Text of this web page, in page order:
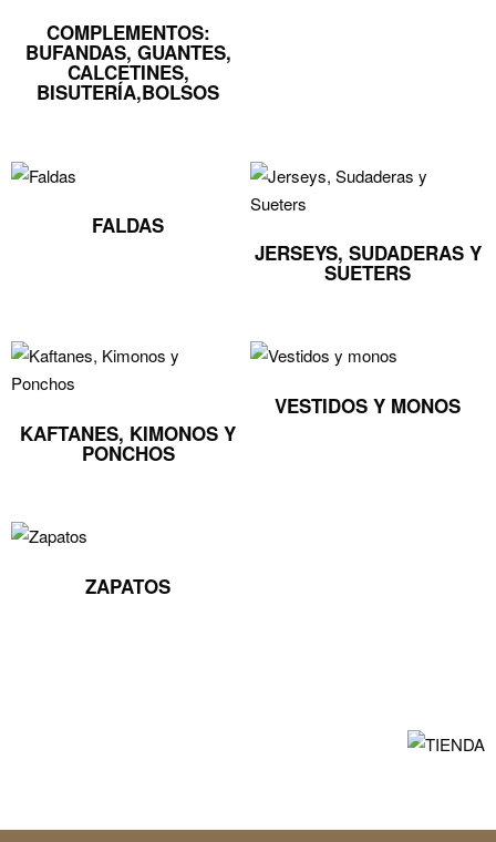
COMPLEMENTOS:
BUFANDAS, GUANTES,
CALCETINES,
BISUTERÍA,BOLSOS
FALDAS
JERSEYS, SUDADERAS Y
SUETERS
KAFTANES, KIMONOS Y
PONCHOS
VESTIDOS Y MONOS
ZAPATOS